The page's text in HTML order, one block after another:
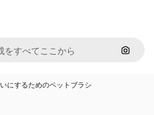
画像で
にするためのペットブラシ